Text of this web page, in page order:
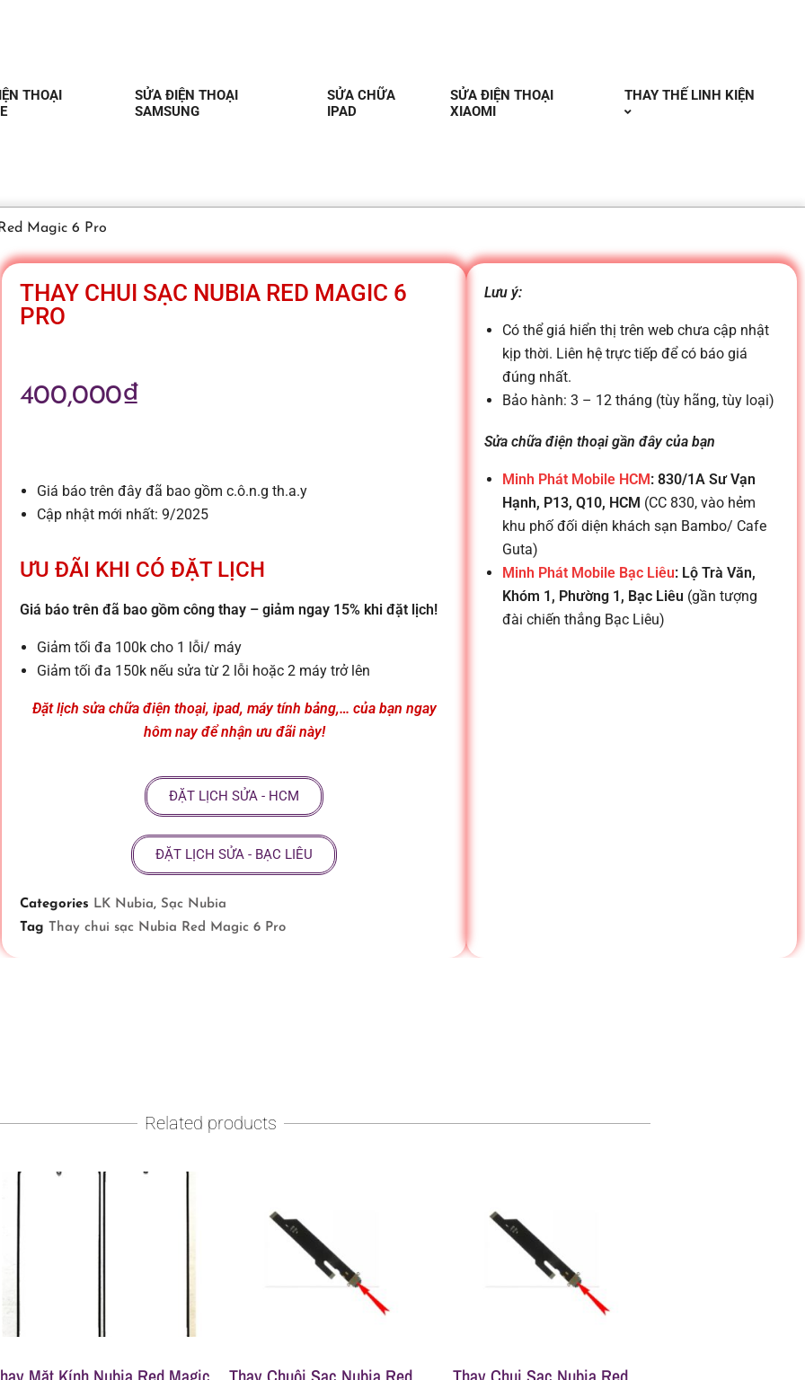
THOẠI
SỬA ĐIỆN THOẠI
SAMSUNG
SỬA CHỮA
IPAD
SỬA ĐIỆN THOẠI
XIAOMI
THAY THẾ LINH KIỆN
Magic 6 Pro
THAY CHUI SẠC NUBIA RED MAGIC 6
PRO
400,000₫
Giá báo trên đây đã bao gồm c.ô.n.g th.a.y
Cập nhật mới nhất: 9/2025
ƯU ĐÃI KHI CÓ ĐẶT LỊCH
Giá báo trên đã bao gồm công thay – giảm ngay 15% khi đặt lịch!
Giảm tối đa 100k cho 1 lỗi/ máy
Giảm tối đa 150k nếu sửa từ 2 lỗi hoặc 2 máy trở lên
Đặt lịch sửa chữa điện thoại, ipad, máy tính bảng,… của bạn ngay
hôm nay để nhận ưu đãi này!
ĐẶT LỊCH SỬA - HCM
ĐẶT LỊCH SỬA - BẠC LIÊU
Categories LK Nubia, Sạc Nubia
Tag Thay chui sạc Nubia Red Magic 6 Pro
Lưu ý:
Có thể giá hiển thị trên web chưa cập nhật
kịp thời. Liên hệ trực tiếp để có báo giá
đúng nhất.
Bảo hành: 3 – 12 tháng (tùy hãng, tùy loại)
Sửa chữa điện thoại gần đây của bạn
Minh Phát Mobile HCM: 830/1A Sư Vạn
Hạnh, P13, Q10, HCM (CC 830, vào hẻm
khu phố đối diện khách sạn Bambo/ Cafe
Guta)
Minh Phát Mobile Bạc Liêu: Lộ Trà Văn,
Khóm 1, Phường 1, Bạc Liêu (gần tượng
đài chiến thắng Bạc Liêu)
Related products